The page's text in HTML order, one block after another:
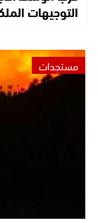
التوجيهات
مستجدات